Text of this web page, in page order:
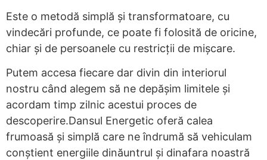
Este o metodă simplă și transformatoare, cu
vindecări profunde, ce poate fi folosită de oricine,
chiar și de persoanele cu restricții de mișcare.
Putem accesa fiecare dar divin din interiorul
nostru când alegem să ne depășim limitele și
acordam timp zilnic acestui proces de
descoperire.Dansul Energetic oferă calea
frumoasă și simplă care ne îndrumă să vehiculam
conștient energiile dinăuntrul și dinafara noastră